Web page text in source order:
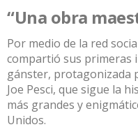
“Una obra
Por medio de la red
compartió sus primeras
gánster, protagonizada
Joe Pesci, que sigue la
más grandes y
Unidos.